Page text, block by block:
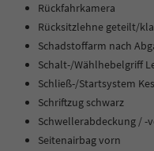
Rückfahrkamera
Rücksitzlehne geteilt/
Schadstoffarm nach
Schalt-/Wählhebelgriff
Schließ-/Startsystem
Schriftzug schwarz
Schwellerabdeckung / -
Seitenairbag vorn